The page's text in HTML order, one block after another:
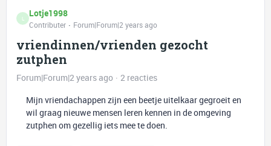
Lotje1998
Contributer Forum|Forum|2 years ago
vriendinnen/vrienden gezocht
zutphen
Forum|Forum|2 years ago
2 reacties
Mijn vriendachappen zijn een beetje uitelkaar gegroeit en
wil graag nieuwe mensen leren kennen in de omgeving
zutphen om gezellig iets mee te doen.